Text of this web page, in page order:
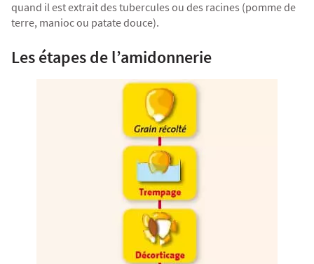
quand il est extrait des tubercules ou des racines (pomme de
terre, manioc ou patate douce).
Les étapes de l’amidonnerie